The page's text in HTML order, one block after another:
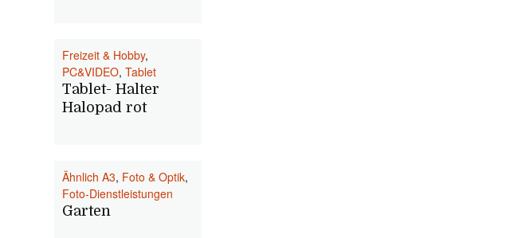
Freizeit & Hobby,
PC&VIDEO, Tablet
Tablet- Halter
Halopad rot
Ähnlich A3, Foto & Optik,
Foto-Dienstleistungen
Garten